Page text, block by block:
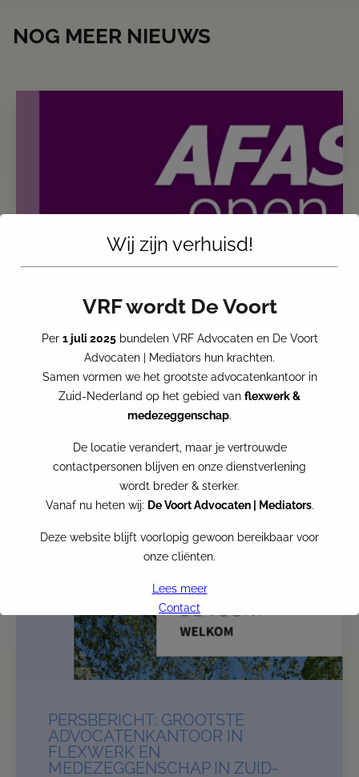
NOG MEER NIEUWS
AFAS OPEN – 17 JUNI 2025
Op 17 juni 2025 is VRF Advocaten aanwezig bij
AFAS Open 2025 AFAS Open is hét jaarlijkse event
waar technologie, arbeid en toekomstgerichte
dienstverlening samenkomen. Onze collega
Hendarin Mouselli is samen met Stefan Pool, die
PERSBERICHT: GROOTSTE
ADVOCATENKANTOOR IN
FLEXWERK EN
MEDEZEGGENSCHAP IN ZUID-
Wij zijn verhuisd!
VRF wordt De Voort
Per 1 juli 2025bundelen VRF Advocaten en De Voort
Advocaten | Mediators hun krachten.
Samen vormen we het grootste advocatenkantoor in
Zuid-Nederland op het gebied van flexwerk &
medezeggenschap.
De locatie verandert, maar je vertrouwde
contactpersonen blijven en onze dienstverlening
wordt breder & sterker.
Vanaf nu heten wij: De Voort Advocaten | Mediators.
Deze website blijft voorlopig gewoon bereikbaar voor
onze cliënten.
Lees meer
Contact
VRF becomes De Voort
the first of July, VRF Advocaten and De Voort
ogether we form the biggest law firm in the South of
the Netherlands in the area offlexwork and employee
participation.